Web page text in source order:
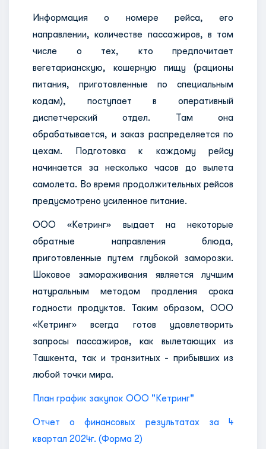
Информация о номере рейса, его
направлении, количестве пассажиров, в том
числе о тех, кто предпочитает
вегетарианскую, кошерную пищу (рационы
питания, приготовленные по специальным
кодам), поступает в оперативный
диспетчерский отдел. Там она
обрабатывается, и заказ распределяется по
цехам. Подготовка к каждому рейсу
начинается за несколько часов до вылета
самолета. Во время продолжительных рейсов
предусмотрено усиленное питание.
ООО «Кетринг» выдает на некоторые
обратные направления блюда,
приготовленные путем глубокой заморозки.
Шоковое замораживания является лучшим
натуральным методом продления срока
годности продуктов. Таким образом, ООО
«Кетринг» всегда готов удовлетворить
запросы пассажиров, как вылетающих из
Ташкента, так и транзитных - прибывших из
любой точки мира.
План график закупок ООО "Кетринг"
Отчет о финансовых результатах за 4
квартал 2024г. (Форма 2)